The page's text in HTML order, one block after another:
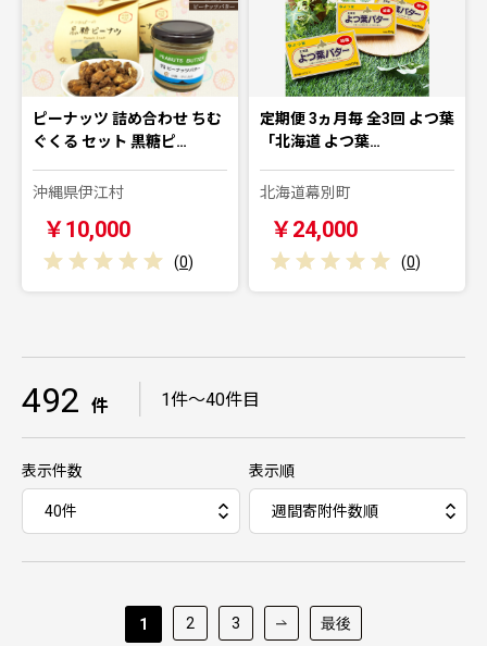
ピーナッツ 詰め合わせ ちむ
ぐくる セット 黒糖ピ…
沖縄県伊江村
￥10,000
(0)
定期便 3ヵ月毎 全3回 よつ葉
「北海道 よつ葉…
北海道幕別町
￥24,000
(0)
492 件 1件～40件目
表示件数 表示順
1 2 3 最後